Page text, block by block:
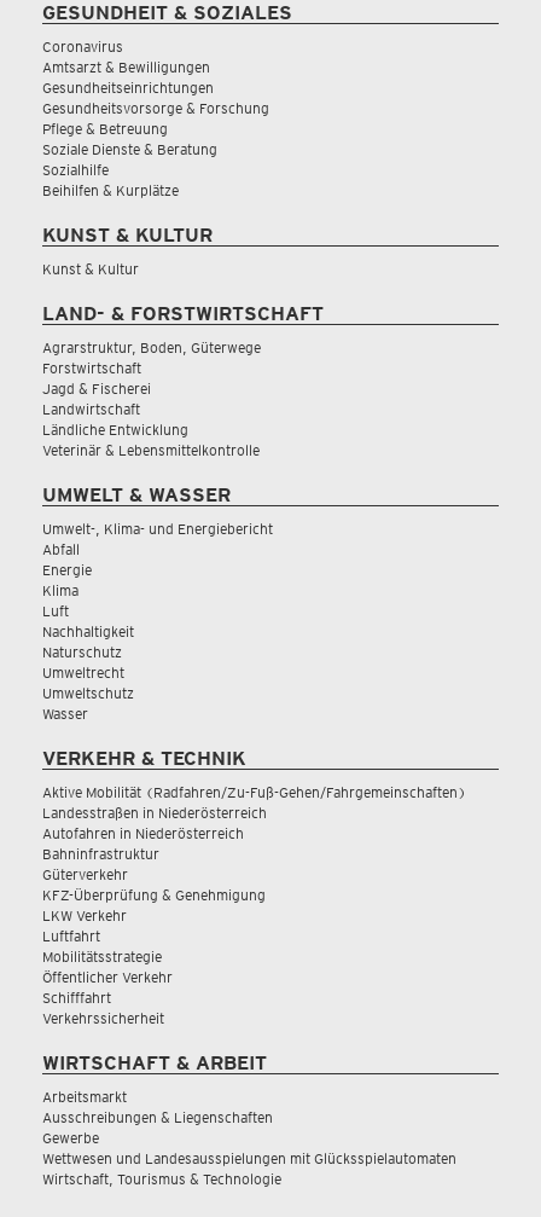
GESUNDHEIT & SOZIALES
Coronavirus
Amtsarzt & Bewilligungen
Gesundheitseinrichtungen
Gesundheitsvorsorge & Forschung
Pflege & Betreuung
Soziale Dienste & Beratung
Sozialhilfe
Beihilfen & Kurplätze
KUNST & KULTUR
Kunst & Kultur
LAND- & FORSTWIRTSCHAFT
Agrarstruktur, Boden, Güterwege
Forstwirtschaft
Jagd & Fischerei
Landwirtschaft
Ländliche Entwicklung
Veterinär & Lebensmittelkontrolle
UMWELT & WASSER
Umwelt-, Klima- und Energiebericht
Abfall
Energie
Klima
Luft
Nachhaltigkeit
Naturschutz
Umweltrecht
Umweltschutz
Wasser
VERKEHR & TECHNIK
Aktive Mobilität (Radfahren/Zu-Fuß-Gehen/Fahrgemeinschaften)
Landesstraßen in Niederösterreich
Autofahren in Niederösterreich
Bahninfrastruktur
Güterverkehr
KFZ-Überprüfung & Genehmigung
LKW Verkehr
Luftfahrt
Mobilitätsstrategie
Öffentlicher Verkehr
Schifffahrt
Verkehrssicherheit
WIRTSCHAFT & ARBEIT
Arbeitsmarkt
Ausschreibungen & Liegenschaften
Gewerbe
Wettwesen und Landesausspielungen mit Glücksspielautomaten
Wirtschaft, Tourismus & Technologie